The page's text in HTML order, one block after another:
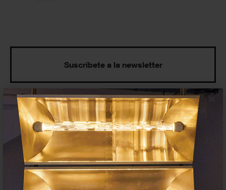
×
Suscríbete a la newsletter
Insertar residencias
Insertar exposición o evento